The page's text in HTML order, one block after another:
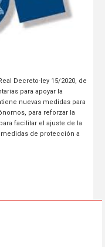
Decreto-ley 15/2020, de
para apoyar la
nuevas medidas para
para reforzar la
facilitar el ajuste de la
de protección a